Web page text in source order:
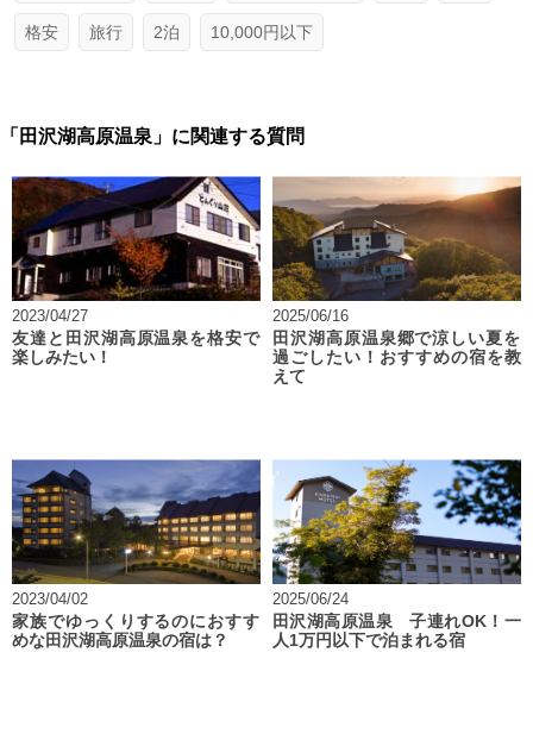
格安 旅行 2泊 10,000円以下
「田沢湖高原温泉」に関連する質問
2023/04/27
友達と田沢湖高原温泉を格安で
楽しみたい！
2025/06/16
田沢湖高原温泉郷で涼しい夏を
過ごしたい！おすすめの宿を教
えて
2023/04/02
家族でゆっくりするのにおすす
めな田沢湖高原温泉の宿は？
2025/06/24
田沢湖高原温泉 子連れOK！一
人1万円以下で泊まれる宿